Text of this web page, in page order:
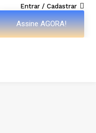
Entrar / Cadastrar
Assine AGORA!